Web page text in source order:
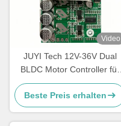
Video
JUYI Tech 12V-36V Dual
BLDC Motor Controller für
zwei BLDC Motoren mit
Bremsfunktion und PWM-
Steuerung
Beste Preis erhalten